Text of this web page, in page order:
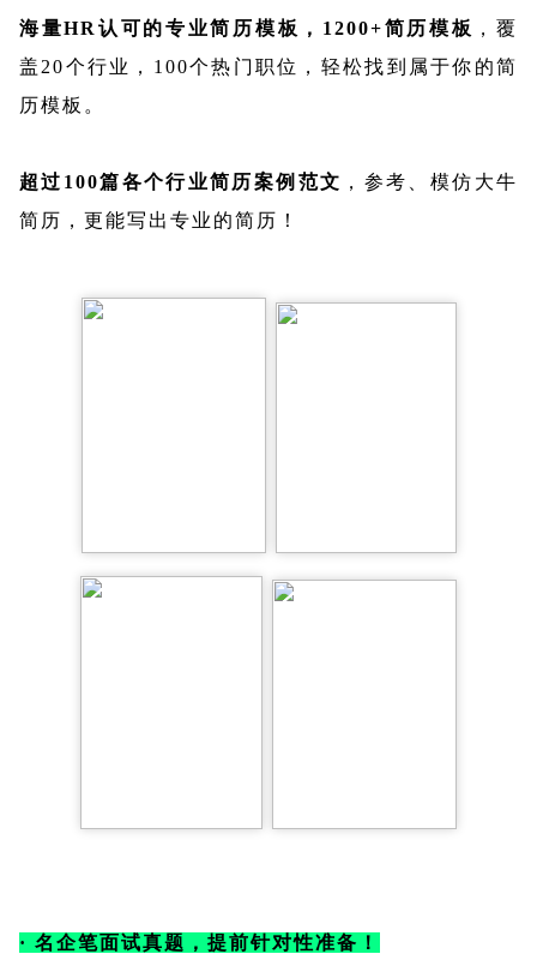
海量HR认可的专业简历模板，1200+简历模板 ，覆
盖20个行业，100个热门职位，轻松找到属于你的简
历模板。
超过100篇各个行业简历案例范文 ，参考、模仿大牛
简历，更能写出专业的简历！
· 名企笔面试真题，提前针对性准备！